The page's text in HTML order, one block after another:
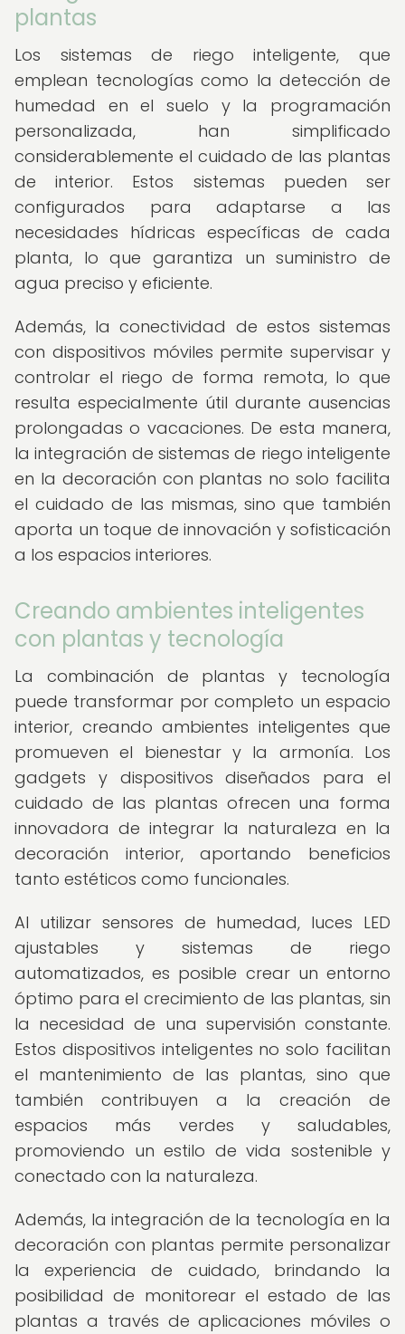
plantas
Los sistemas de riego inteligente, que
emplean tecnologías como la detección de
humedad en el suelo y la programación
personalizada, han simplificado
considerablemente el cuidado de las plantas
de interior. Estos sistemas pueden ser
configurados para adaptarse a las
necesidades hídricas específicas de cada
planta, lo que garantiza un suministro de
agua preciso y eficiente.
Además, la conectividad de estos sistemas
con dispositivos móviles permite supervisar y
controlar el riego de forma remota, lo que
resulta especialmente útil durante ausencias
prolongadas o vacaciones. De esta manera,
la integración de sistemas de riego inteligente
en la decoración con plantas no solo facilita
el cuidado de las mismas, sino que también
aporta un toque de innovación y sofisticación
a los espacios interiores.
Creando ambientes inteligentes
con plantas y tecnología
La combinación de plantas y tecnología
puede transformar por completo un espacio
interior, creando ambientes inteligentes que
promueven el bienestar y la armonía. Los
gadgets y dispositivos diseñados para el
cuidado de las plantas ofrecen una forma
innovadora de integrar la naturaleza en la
decoración interior, aportando beneficios
tanto estéticos como funcionales.
Al utilizar sensores de humedad, luces LED
ajustables y sistemas de riego
automatizados, es posible crear un entorno
óptimo para el crecimiento de las plantas, sin
la necesidad de una supervisión constante.
Estos dispositivos inteligentes no solo facilitan
el mantenimiento de las plantas, sino que
también contribuyen a la creación de
espacios más verdes y saludables,
promoviendo un estilo de vida sostenible y
conectado con la naturaleza.
Además, la integración de la tecnología en la
decoración con plantas permite personalizar
la experiencia de cuidado, brindando la
posibilidad de monitorear el estado de las
plantas a través de aplicaciones móviles o